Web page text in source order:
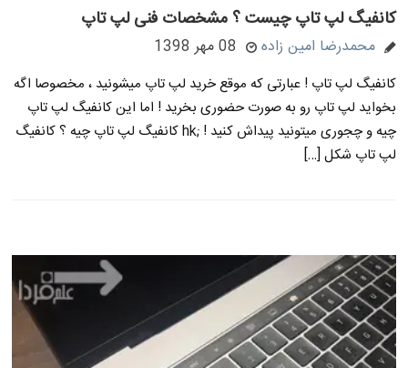
کانفیگ لپ تاپ چیست ؟ مشخصات فنی لپ تاپ
محمدرضا امین زاده 08 مهر 1398
کانفیگ لپ تاپ ! عبارتی که موقع خرید لپ تاپ میشونید ، مخصوصا اگه
بخواید لپ تاپ رو به صورت حضوری بخرید ! اما این کانفیگ لپ تاپ
چیه و چجوری میتونید پیداش کنید ! ;hk کانفیگ لپ تاپ چیه ؟ کانفیگ
لپ تاپ شکل […]